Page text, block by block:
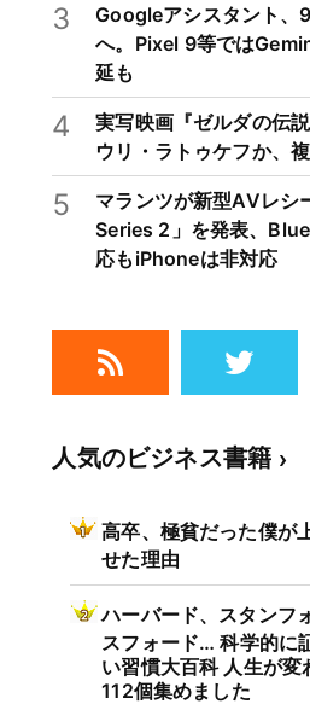
3
Googleアシスタント、
へ。Pixel 9等では
延も
4
実写映画『ゼルダの伝
ウリ・ラトゥケフか、
5
マランツが新型AVレシ
Series 2」を発表、
応もiPhoneは非対応
人気のビジネス書籍
高卒、極貧だった僕が
せた理由
ハーバード、スタンフ
スフォード… 科学的に
い習慣大百科 人生が変
112個集めました